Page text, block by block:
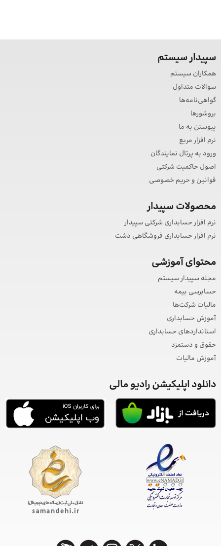
سپیدار سیستم
همکاران سیستم
سوالات متداول
گواهی‌نامه‌ها
بروشورها
پیوستن به ما
نرم افزار مربع
ورود به پرتال نمایندگان
اصول حاکمیت شرکتی
قوانین و حریم خصوصی
محصولات سپیدار
نرم افزار حسابداری شرکتی سپیدار
نرم افزار حسابداری فروشگاهی دشت
محتوای آموزشی
مجله سپیدار سیستم
حسابرسی بیمه
مالیات شرکت‌ها
آموزش حسابداری
استانداردهای حسابداری
حقوق و دستمزد
آموزش مالیات
دانلود اپلیکیشن رادیو مالی